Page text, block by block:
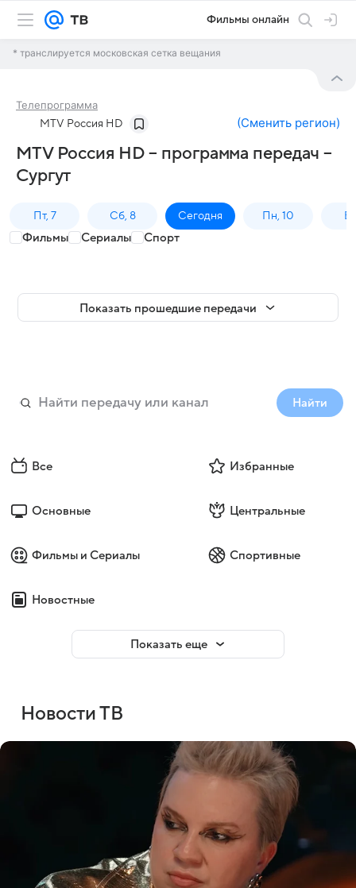
Фильмы онлайн
* транслируется московская сетка вещания
Телепрограмма
MTV Россия HD (Сменить регион)
MTV Россия HD – программа передач –
Сургут
Пт, 7 Сб, 8 Сегодня Пн, 10
Фильмы Сериалы Спорт
Показать прошедшие передачи
Найти
Все Избранные
Основные Центральные
Фильмы и Сериалы Спортивные
Новостные
Показать еще
Новости ТВ